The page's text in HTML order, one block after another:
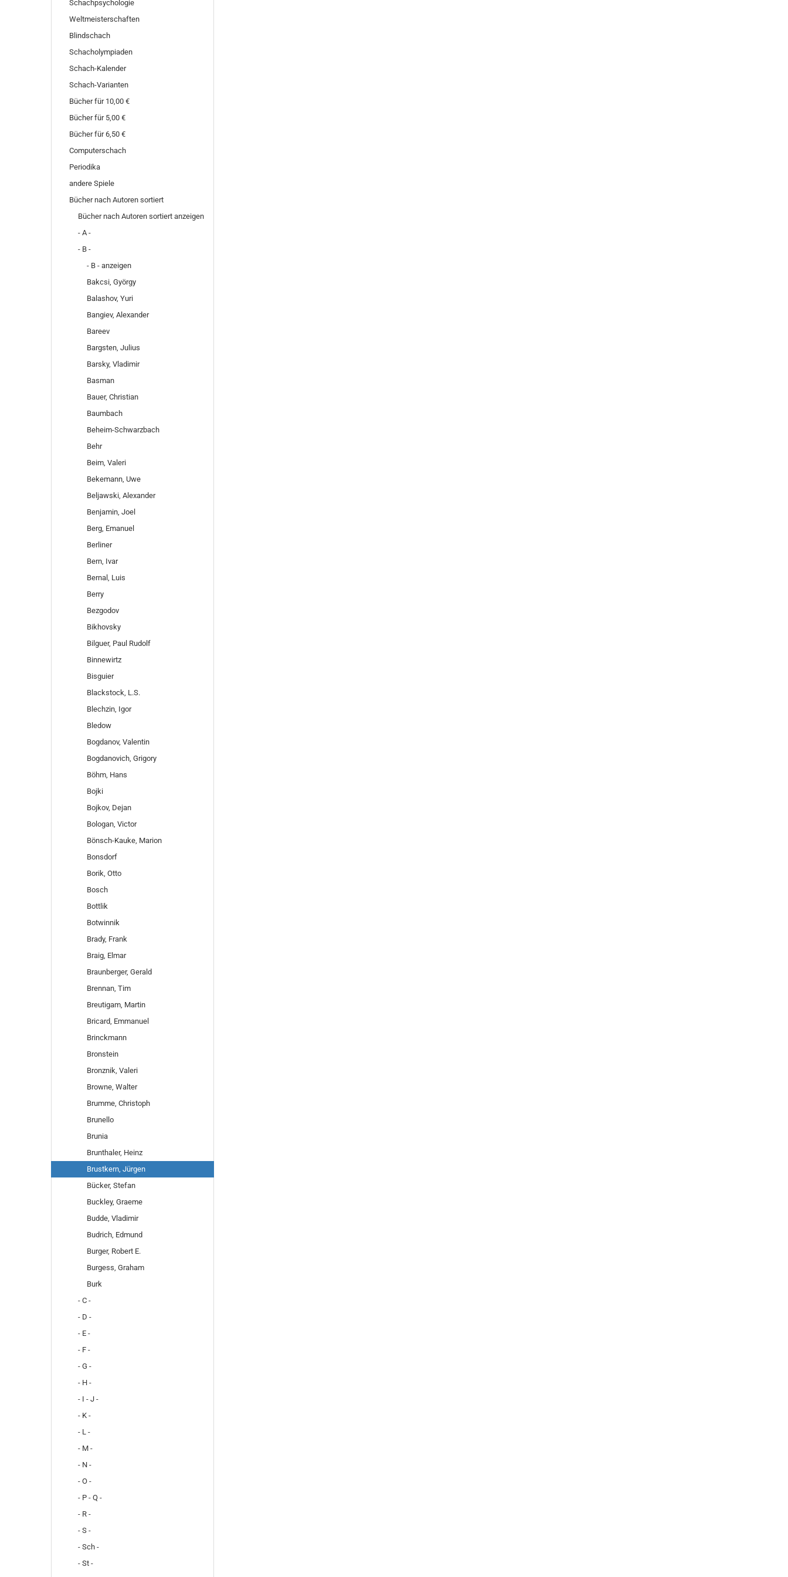
Schachpsychologie
Weltmeisterschaften
Blindschach
Schacholympiaden
Schach-Kalender
Schach-Varianten
Bücher für 10,00 €
Bücher für 5,00 €
Bücher für 6,50 €
Computerschach
Periodika
andere Spiele
Bücher nach Autoren sortiert
Bücher nach Autoren sortiert anzeigen
- A -
- B -
- B - anzeigen
Bakcsi, György
Balashov, Yuri
Bangiev, Alexander
Bareev
Bargsten, Julius
Barsky, Vladimir
Basman
Bauer, Christian
Baumbach
Beheim-Schwarzbach
Behr
Beim, Valeri
Bekemann, Uwe
Beljawski, Alexander
Benjamin, Joel
Berg, Emanuel
Berliner
Bern, Ivar
Bernal, Luis
Berry
Bezgodov
Bikhovsky
Bilguer, Paul Rudolf
Binnewirtz
Bisguier
Blackstock, L.S.
Blechzin, Igor
Bledow
Bogdanov, Valentin
Bogdanovich, Grigory
Böhm, Hans
Bojki
Bojkov, Dejan
Bologan, Victor
Bönsch-Kauke, Marion
Bonsdorf
Borik, Otto
Bosch
Bottlik
Botwinnik
Brady, Frank
Braig, Elmar
Braunberger, Gerald
Brennan, Tim
Breutigam, Martin
Bricard, Emmanuel
Brinckmann
Bronstein
Bronznik, Valeri
Browne, Walter
Brumme, Christoph
Brunello
Brunia
Brunthaler, Heinz
Brustkern, Jürgen
Bücker, Stefan
Buckley, Graeme
Budde, Vladimir
Budrich, Edmund
Burger, Robert E.
Burgess, Graham
Burk
- C -
- D -
- E -
- F -
- G -
- H -
- I - J -
- K -
- L -
- M -
- N -
- O -
- P - Q -
- R -
- S -
- Sch -
- St -